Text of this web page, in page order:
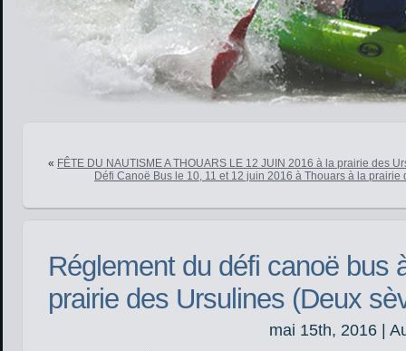
« FÊTE DU NAUTISME A THOUARS LE 12 JUIN 2016 à la prairie des
Défi Canoë Bus le 10, 11 et 12 juin 2016 à Thouars à la
Réglement du défi canoë bus
prairie des Ursulines (Deux
mai 15th, 2016 |